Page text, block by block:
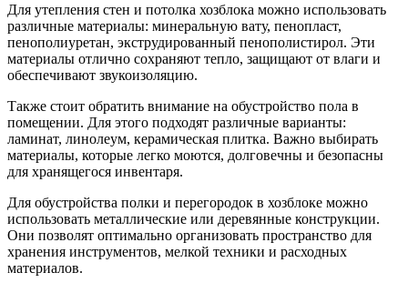
Для утепления стен и потолка хозблока можно использовать
различные материалы: минеральную вату, пенопласт,
пенополиуретан, экструдированный пенополистирол. Эти
материалы отлично сохраняют тепло, защищают от влаги и
обеспечивают звукоизоляцию.
Также стоит обратить внимание на обустройство пола в
помещении. Для этого подходят различные варианты:
ламинат, линолеум, керамическая плитка. Важно выбирать
материалы, которые легко моются, долговечны и безопасны
для хранящегося инвентаря.
Для обустройства полки и перегородок в хозблоке можно
использовать металлические или деревянные конструкции.
Они позволят оптимально организовать пространство для
хранения инструментов, мелкой техники и расходных
материалов.